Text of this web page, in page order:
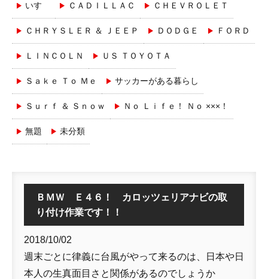
いすゞ ＣＡＤＩＬＬＡＣ ＣＨＥＶＲＯＬＥＴ
ＣＨＲＹＳＬＥＲ ＆ ＪＥＥＰ ＤＯＤＧＥ ＦＯＲＤ
ＬＩＮＣＯＬＮ ＵＳ ＴＯＹＯＴＡ
Ｓａｋｅ Ｔｏ Ｍｅ サッカーがある暮らし
Ｓｕｒｆ ＆ Ｓｎｏｗ Ｎｏ Ｌｉｆｅ！ Ｎｏ ×××！
無題 未分類
ＢＭＷ Ｅ４６！ カロッツェリアナビの取
り付け作業です！！
2018/10/02
週末ごとに律義に台風がやって来るのは、日本や日
本人の生真面目さと関係があるのでしょうか